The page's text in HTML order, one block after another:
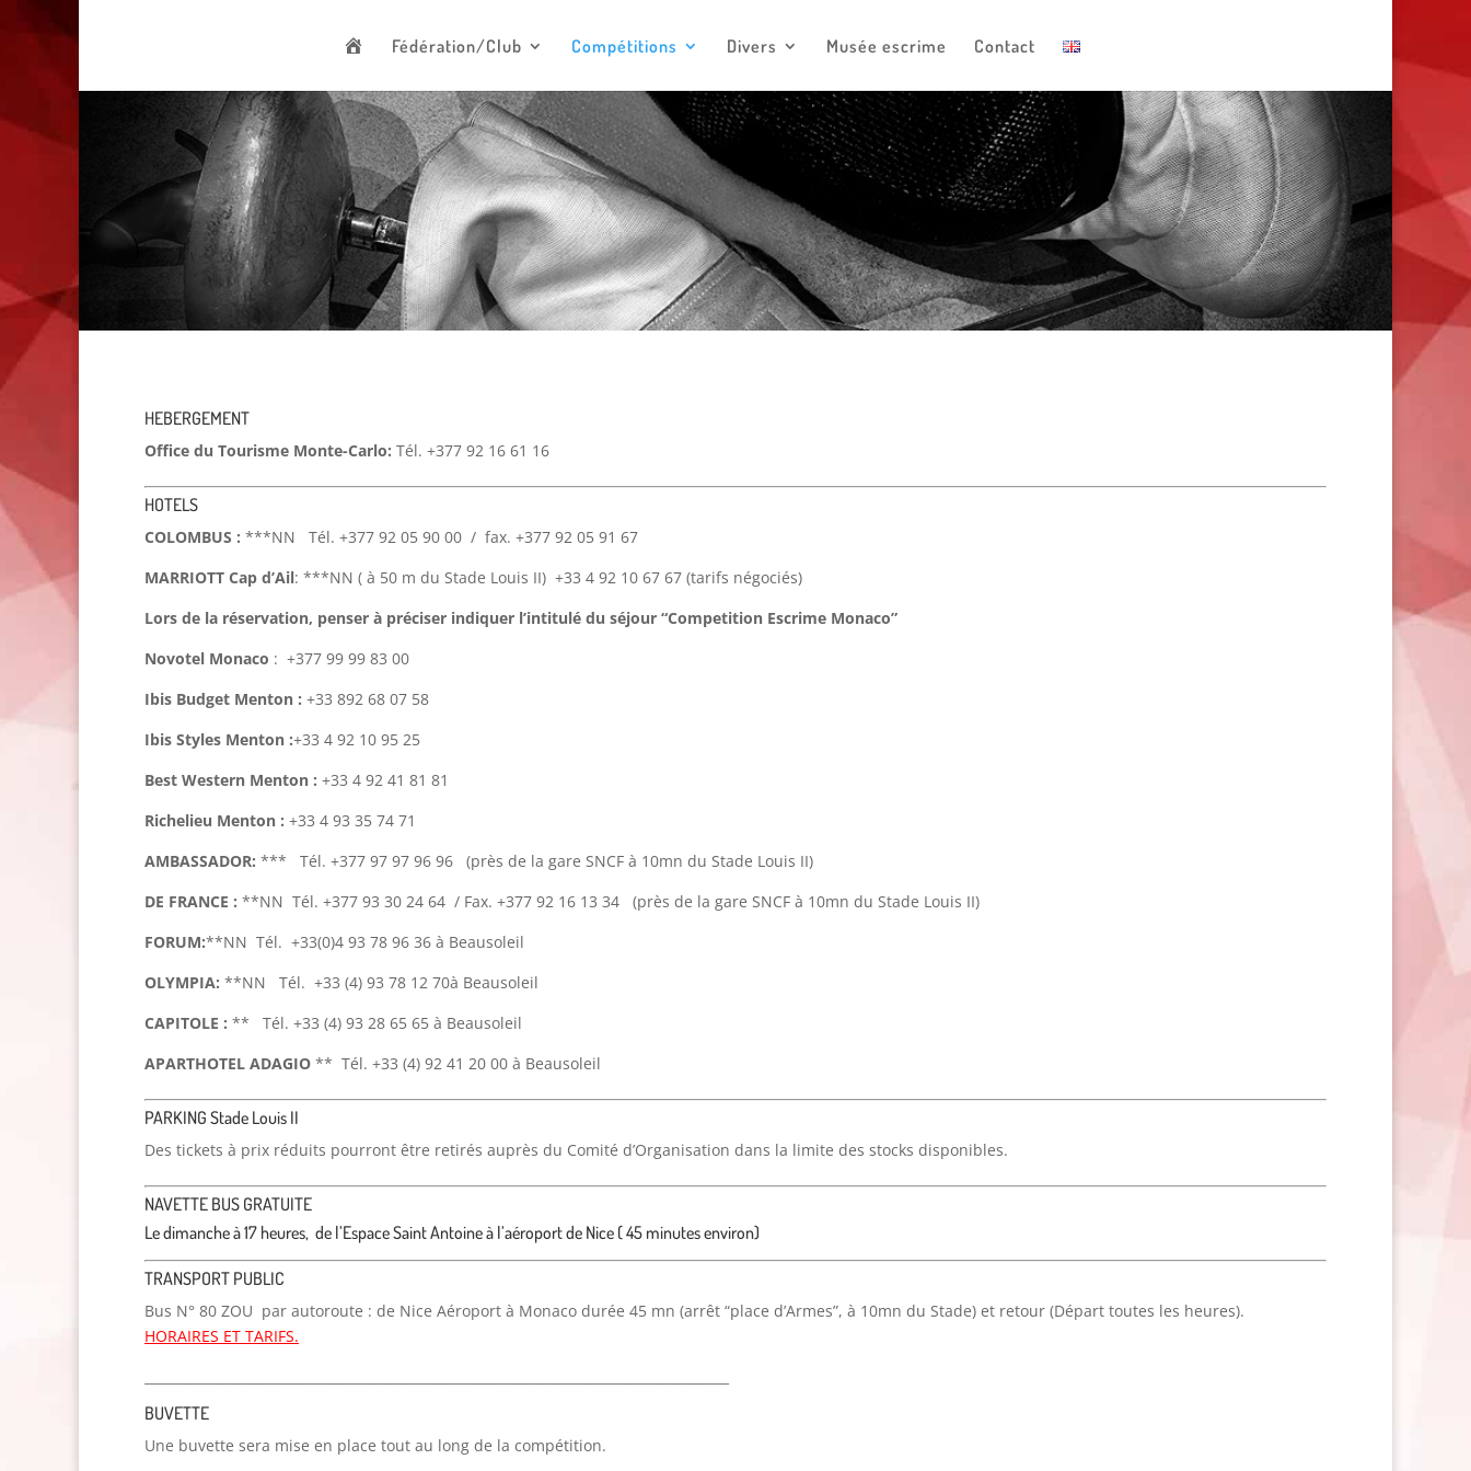
u
e
i
l
Fédération/Club Compétitions Divers Musée escrime Contact
HEBERGEMENT
Office du Tourisme Monte-Carlo: Tél. +377 92 16 61 16
HOTELS
COLOMBUS : ***NN Tél. +377 92 05 90 00 / fax. +377 92 05 91 67
MARRIOTT Cap d’Ail: ***NN ( à 50 m du Stade Louis II) +33 4 92 10 67 67 (tarifs négociés)
Lors de la réservation, penser à préciser indiquer l’intitulé du séjour “Competition Escrime Monaco”
Novotel Monaco : +377 99 99 83 00
Ibis Budget Menton : +33 892 68 07 58
Ibis Styles Menton :+33 4 92 10 95 25
Best Western Menton : +33 4 92 41 81 81
Richelieu Menton : +33 4 93 35 74 71
AMBASSADOR: *** Tél. +377 97 97 96 96 (près de la gare SNCF à 10mn du Stade Louis II)
DE FRANCE : **NN Tél. +377 93 30 24 64 / Fax. +377 92 16 13 34 (près de la gare SNCF à 10mn du Stade Louis II)
FORUM:**NN Tél. +33(0)4 93 78 96 36 à Beausoleil
OLYMPIA: **NN Tél. +33 (4) 93 78 12 70à Beausoleil
CAPITOLE : ** Tél. +33 (4) 93 28 65 65 à Beausoleil
APARTHOTEL ADAGIO ** Tél. +33 (4) 92 41 20 00 à Beausoleil
PARKING Stade Louis II
Des tickets à prix réduits pourront être retirés auprès du Comité d’Organisation dans la limite des stocks disponibles.
NAVETTE BUS GRATUITE
Le dimanche à 17 heures, de l’Espace Saint Antoine à l’aéroport de Nice ( 45 minutes environ)
TRANSPORT PUBLIC
Bus N° 80 ZOU par autoroute : de Nice Aéroport à Monaco durée 45 mn (arrêt “place d’Armes”, à 10mn du Stade) et retour (Départ toutes les heures).
HORAIRES ET TARIFS.
BUVETTE
Une buvette sera mise en place tout au long de la compétition.